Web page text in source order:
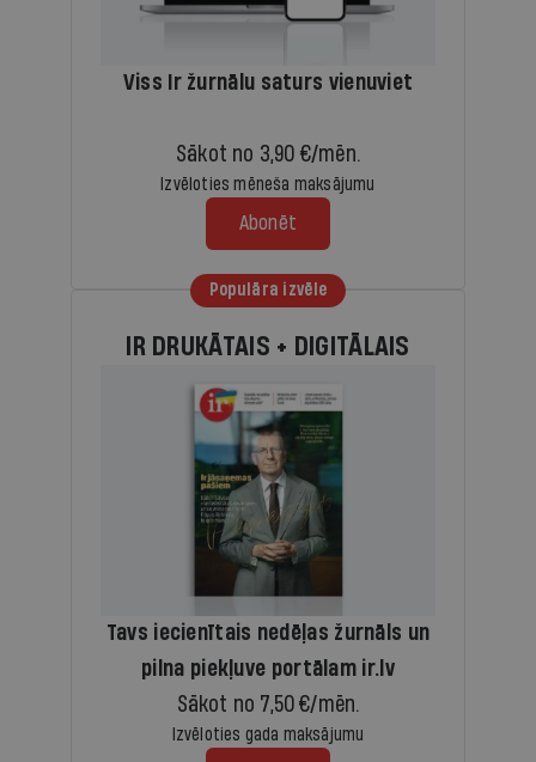
Viss Ir žurnālu saturs vienuviet
Sākot no 3,90 €/mēn.
Izvēloties mēneša maksājumu
Abonēt
Populāra izvēle
IR DRUKĀTAIS + DIGITĀLAIS
Tavs iecienītais nedēļas žurnāls un
pilna piekļuve portālam ir.lv
Sākot no 7,50 €/mēn.
Izvēloties gada maksājumu